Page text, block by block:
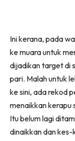
Ini kerana, pada
ke muara untuk
dijadikan target di
pari. Malah untuk
ke sini, ada rekod
menaikkan kerapu
Itu belum lagi
dinaikkan dan kes-